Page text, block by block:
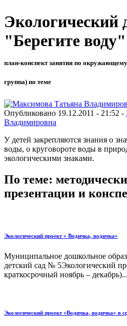
Экологический
"Берегите воду"
план-конспект занятия по
группа) по теме
Опубликовано 19.12.2011 - 21:52 -
Владимировна
У детей закрепляются знания о
воды, о круговороте воды в
экологическими знаками.
По теме:
презентации и
Экологический проект « Водичка, водичка»
Муниципальное дошкольное
детский сад № 5Экологический
краткосрочный ноябрь – декабрь)...
Экологический проект «Водичка, водичка» в